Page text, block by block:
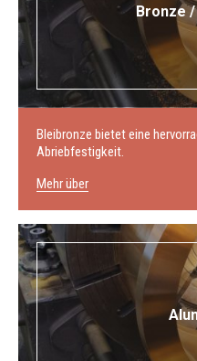
Bronze
Bleibronze bietet eine
Abriebfestigkeit.
Mehr über